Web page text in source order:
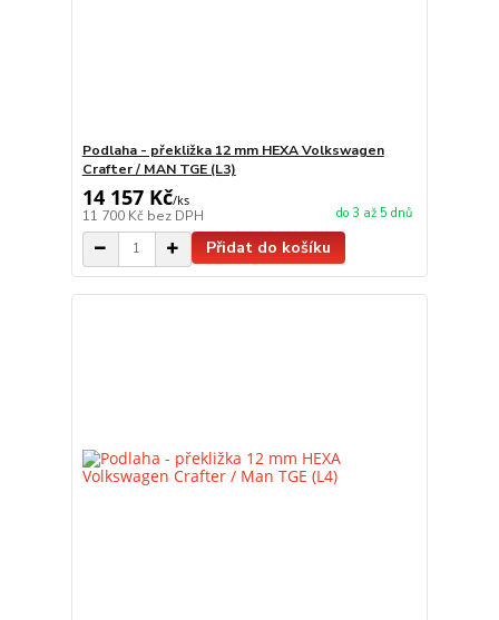
Podlaha - překližka 12 mm HEXA Volkswagen
Crafter / MAN TGE (L3)
14 157 Kč/ks
11 700 Kč bez DPH do 3 až 5 dnů
Přidat do košíku